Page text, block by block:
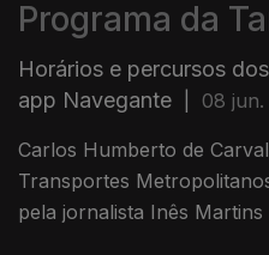
Programa da
Horários e percursos
app Navegante
08 jun.
Carlos Humberto de
Transportes
pela jornalista Inês Martins